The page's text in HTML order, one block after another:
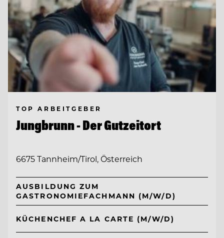
TOP ARBEITGEBER
Jungbrunn - Der Gutzeitort
6675 Tannheim/Tirol, Österreich
AUSBILDUNG ZUM
GASTRONOMIEFACHMANN (M/W/D)
KÜCHENCHEF A LA CARTE (M/W/D)